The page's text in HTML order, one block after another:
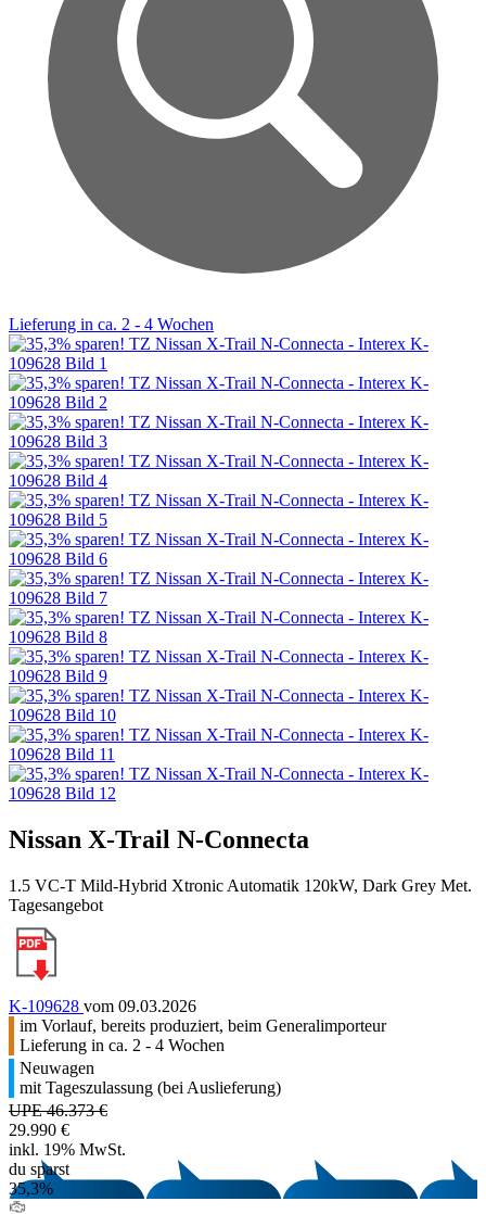
Lieferung in ca. 2 - 4 Wochen
Nissan X-Trail N-Connecta
1.5 VC-T Mild-Hybrid Xtronic Automatik 120kW, Dark Grey Met.
Tagesangebot
K-109628 vom 09.03.2026
im Vorlauf, bereits produziert, beim Generalimporteur
Lieferung in ca. 2 - 4 Wochen
Neuwagen
mit Tageszulassung (bei Auslieferung)
UPE 46.373 €
29.990 €
inkl. 19% MwSt.
du sparst
35,3%